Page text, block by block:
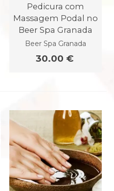
Pedicura com
Massagem Podal no
Beer Spa Granada
Beer Spa Granada
30.00 €